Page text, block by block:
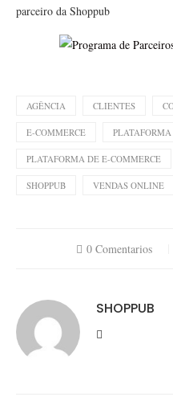
parceiro da Shoppub
AGÊNCIA CLIENTES
E-COMMERCE PLATAFORMA
PLATAFORMA DE E-COMMERCE
SHOPPUB VENDAS ONLINE
0 Comentarios
SHOPPUB